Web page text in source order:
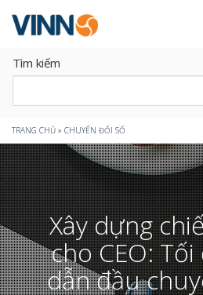
Tìm kiếm
Bạn
đang
ở
đây
TRANG CHỦ » CHUYỂN ĐỔI SỐ
Xây dựng
cho CEO:
dẫn đầu